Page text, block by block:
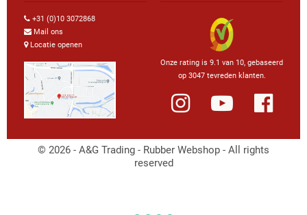
+31 (0)10 3072868
Mail ons
Locatie openen
Onze rating is 9.1 van 10, gebaseerd
op 3047 tevreden klanten.
© 2026 - A&G Trading - Rubber Webshop - All rights
reserved